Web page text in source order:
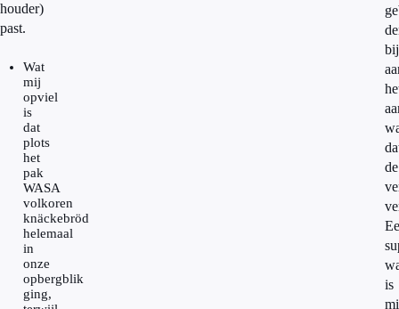
houder)
past.
Wat
mij
opviel
is
dat
plots
het
pak
WASA
volkoren
knäckebröd
helemaal
in
onze
opbergblik
ging,
de
is